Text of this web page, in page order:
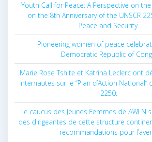
Youth Call for Peace: A Perspective on
on the 8th Anniversary of the UNSCR
Peace and Security.
Pioneering women of peace
Democratic Republic of
Marie Rose Tshite et Katrina Leclerc ont
internautes sur le “Plan d’Action
2250.
Le caucus des Jeunes Femmes de AWLN
des dirigeantes de cette structure
recommandations pour